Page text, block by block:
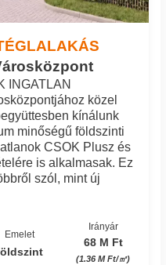
INGATLAN
közel
kínálunk
minőségű földszinti
CSOK Plusz és
is alkalmasak. Ez
szól, mint új
Emelet
Irányár
68 M Ft
(1.36 M Ft/㎡)